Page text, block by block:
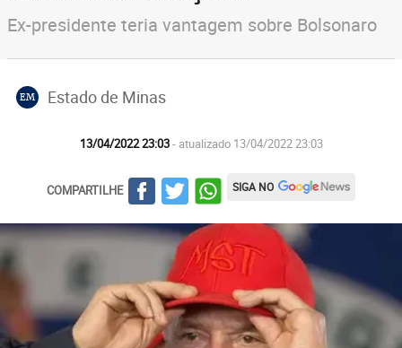
Ex-presidente teria vantagem sobre Bolsonaro
EM Estado de Minas
13/04/2022 23:03- atualizado 13/04/2022 23:03
COMPARTILHE SIGA NO